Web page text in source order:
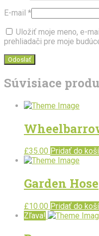
E-mail *
Uložiť moje meno, e-
prehliadači pre moje
Súvisiace
£35.00 Pridať do
Garden Hose
£10.00 Pridať do
Zľava!